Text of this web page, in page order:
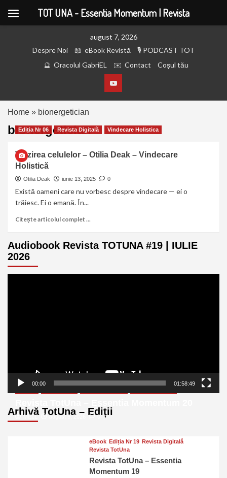
august 7, 2026
Despre Noi
eBook Revistă
PODCAST TOT
Oracolul GabriEL
Contact Coșul tău
Home » bionergetician
bionergetician
Ediția Nr 06 Revista Digitală Vindecare Holistica
Trezirea celulelor – Otilia Deak – Vindecare
Holistică
Otilia Deak iunie 13, 2025 0
Există oameni care nu vorbesc despre vindecare — ei o
trăiesc. Ei o emană. În...
Citește articolul complet ...
Audiobook Revista TOTUNA #19 | IULIE
2026
00:00 01:58:49
Arhivă TotUna – Ediții
MELL august 6, 2026 0
eBook Ediția Nr 19 Revista Digitală
Revista TotUna
Revista TotUna – Essentia
Momentum 19
TOT UNA - Essentia Momentum | Revista